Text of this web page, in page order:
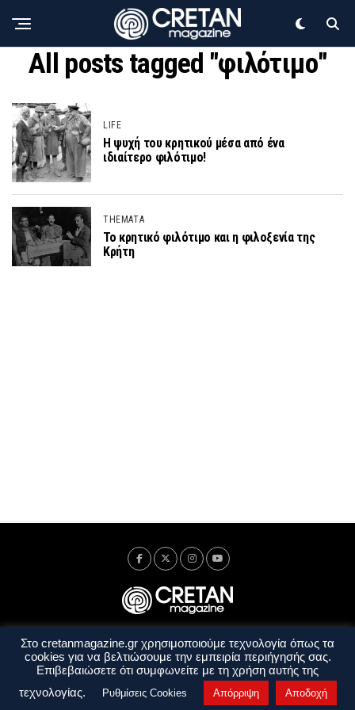
All posts tagged "φιλότιμο"
LIFE
Η ψυχή του κρητικού μέσα από ένα
ιδιαίτερο φιλότιμο!
THEMATA
Το κρητικό φιλότιμο και η φιλοξενία της
Κρήτη
Ταυτότητα Πολιτική Απορρήτου
Όροι Χρήσης
Όροι και Προϋποθέσεις
Στο cretanmagazine.gr χρησιμοποιούμε τεχνολογία όπως τα
cookies για να βελτιώσουμε την εμπειρία περιήγησής σας.
Επιβεβαιώσετε ότι συμφωνείτε με τη χρήση αυτής της
τεχνολογίας.
Ρυθμίσεις Cookies Απόρριψη Αποδοχή